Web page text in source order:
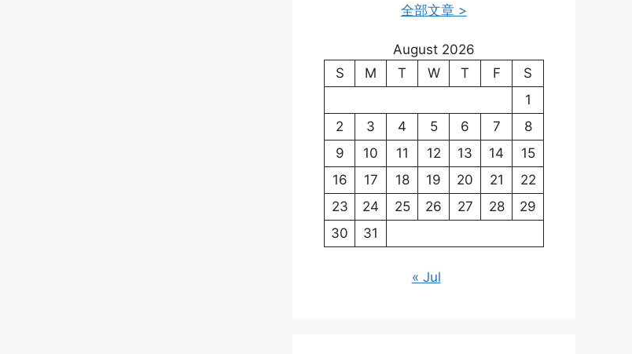
全部文章 >
August 2026
S
M T W T F
S
1
2
3 4 5 6 7
8
9
10 11 12 13 14
15
16
17 18 19 20 21
22
23
24 25 26 27 28
29
30
31
« Jul